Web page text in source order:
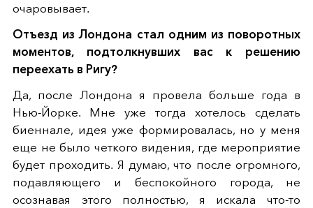
очаровывает.
Отъезд из Лондона стал одним из поворотных
моментов, подтолкнувших вас к решению
переехать в Ригу?
Да, после Лондона я провела больше года в
Нью-Йорке. Мне уже тогда хотелось сделать
биеннале, идея уже формировалась, но у меня
еще не было четкого видения, где мероприятие
будет проходить. Я думаю, что после огромного,
подавляющего и беспокойного города, не
осознавая этого полностью, я искала что-то